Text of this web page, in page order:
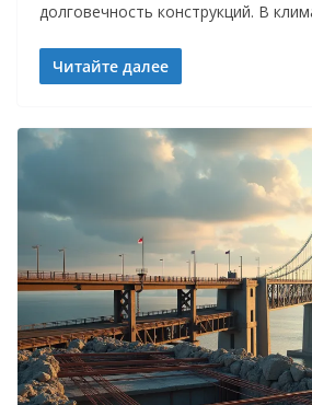
долговечность конструкций. В
Читайте далее